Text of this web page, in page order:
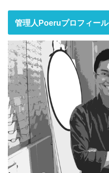
管理人Poeruプロフィール